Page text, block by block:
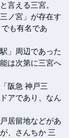
言える三宮。
ノ宮」が存在す
も有名であ
」周辺であった
は次第に三宮へ
阪急 神戸三
アであり、なん
居留地などがあ
、さんちか 三